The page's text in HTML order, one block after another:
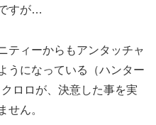
すが…
ティーからもアンタッチャ
うになっている（ハンター
ロロが、決意した事を実
せん。